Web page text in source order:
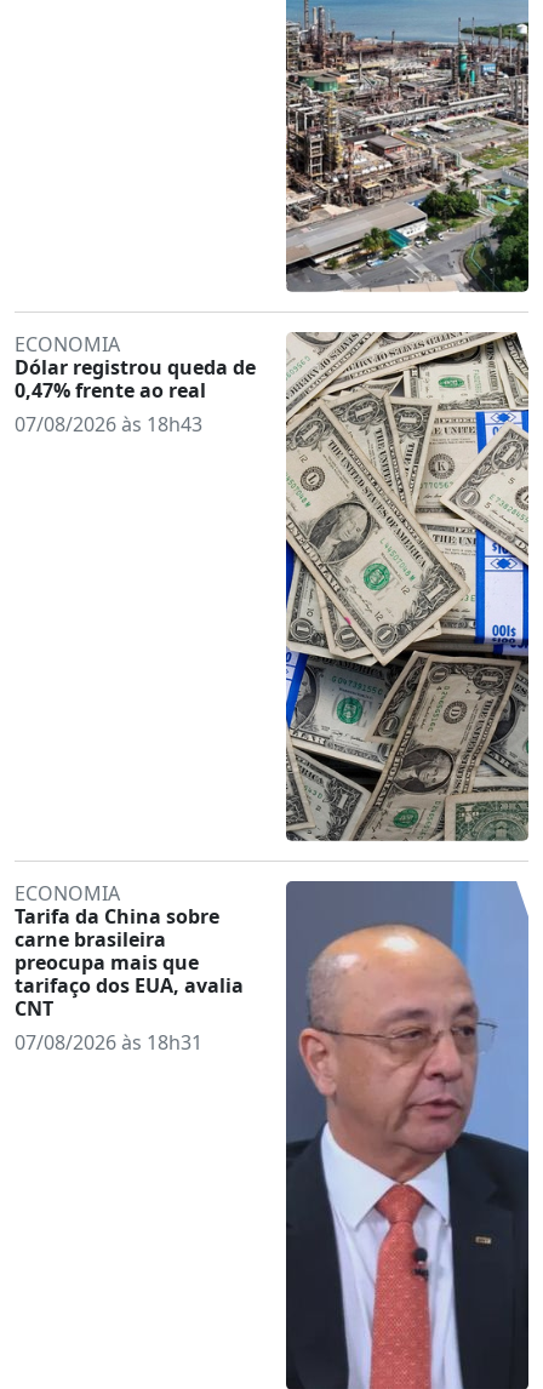
ECONOMIA
Dólar registrou queda de
0,47% frente ao real
07/08/2026 às 18h43
ECONOMIA
Tarifa da China sobre
carne brasileira
preocupa mais que
tarifaço dos EUA, avalia
CNT
07/08/2026 às 18h31